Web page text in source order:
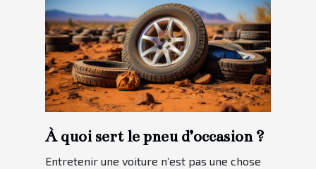
À quoi sert le pneu d’occasion ?
Entretenir une voiture n’est pas une chose